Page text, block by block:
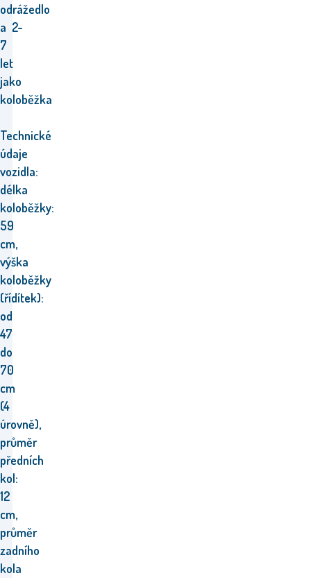
odrážedlo
a 2-
7
let
jako
koloběžka
Technické
údaje
vozidla:
délka
koloběžky:
59
cm,
výška
koloběžky
(řídítek):
od
47
do
70
cm
(4
úrovně),
průměr
předních
kol:
12
cm,
průměr
zadního
kola